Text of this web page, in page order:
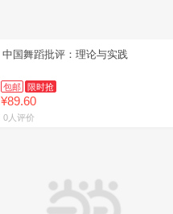
中国舞蹈批评：理论与实践
包邮 限时抢
¥89.60
0人评价